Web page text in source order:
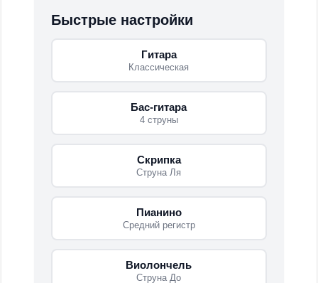
Быстрые настройки
Гитара
Классическая
Бас-гитара
4 струны
Скрипка
Струна Ля
Пианино
Средний регистр
Виолончель
Струна До